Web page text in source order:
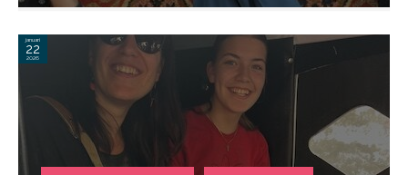
januari
22
2026